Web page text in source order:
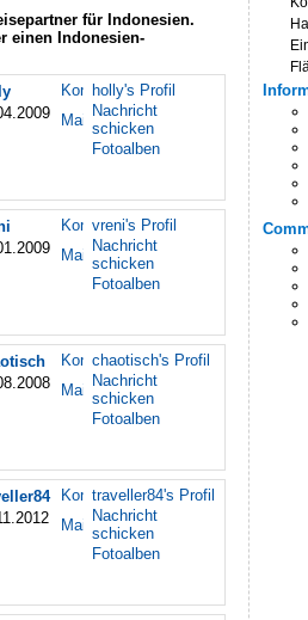
für Indonesien.
einen Indonesien-
holly's Profil
Nachricht
schicken
Fotoalben
vreni's Profil
Nachricht
schicken
Fotoalben
chaotisch's Profil
Nachricht
schicken
Fotoalben
traveller84's Profil
Nachricht
schicken
Fotoalben